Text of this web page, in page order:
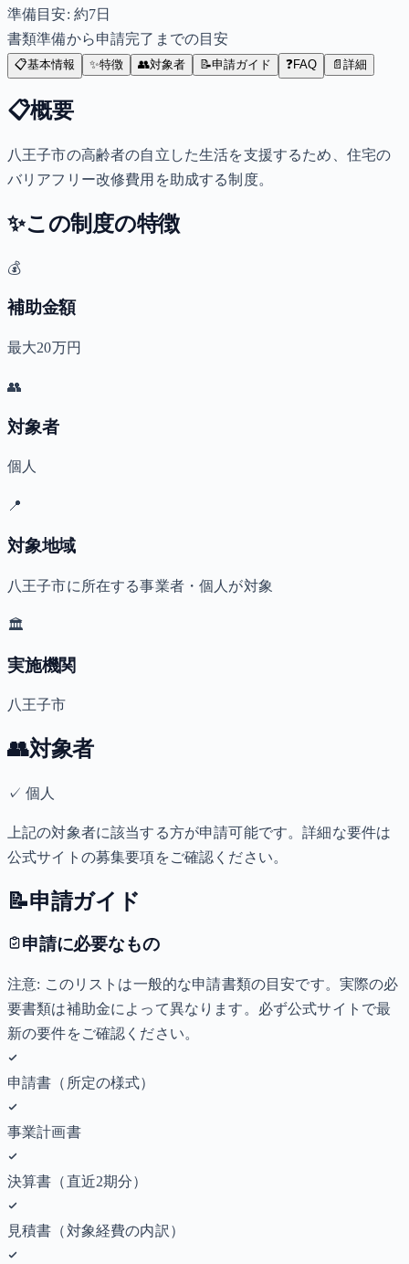
準備目安: 約7日
書類準備から申請完了までの目安
📋基本情報 ✨特徴 👥対象者 📝申請ガイド ❓FAQ 📄 詳細
📋概要
八王子市の高齢者の自立した生活を支援するため、住宅の
バリアフリー改修費用を助成する制度。
✨この制度の特徴
💰
補助金額
最大20万円
👥
対象者
個人
📍
対象地域
八王子市に所在する事業者・個人が対象
🏛️
実施機関
八王子市
👥対象者
✓個人
上記の対象者に該当する方が申請可能です。詳細な要件は
公式サイトの募集要項をご確認ください。
📝申請ガイド
申請に必要なもの
注意: このリストは一般的な申請書類の目安です。実際の必
要書類は補助金によって異なります。必ず公式サイトで最
新の要件をご確認ください。
申請書（所定の様式）
事業計画書
決算書（直近2期分）
見積書（対象経費の内訳）